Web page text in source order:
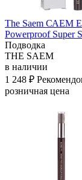
The Saem САЕМ
Powerproof Super
Подводка
THE SAEM
в наличии
1 248 ₽
розничная цена